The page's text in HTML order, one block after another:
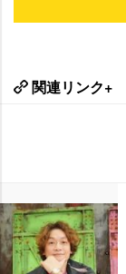
関連リンク+